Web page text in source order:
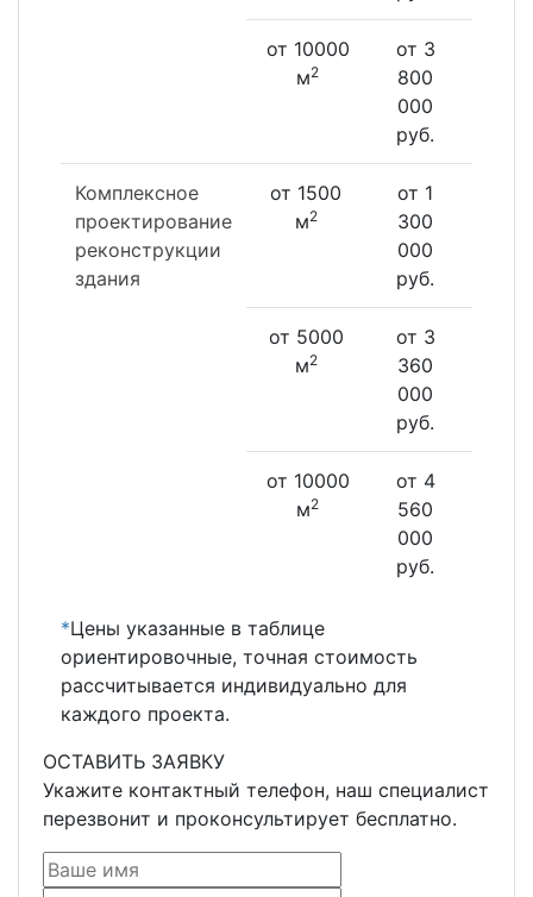
от 10000
м2
от 3
800
000
руб.
Комплексное
проектирование
реконструкции
здания
от 1500
м2
от 1
300
000
руб.
от 5000
м2
от 3
360
000
руб.
от 10000
м2
от 4
560
000
руб.
*Цены указанные в таблице
ориентировочные, точная стоимость
рассчитывается индивидуально для
каждого проекта.
ОСТАВИТЬ ЗАЯВКУ
Укажите контактный телефон, наш специалист
перезвонит и проконсультирует бесплатно.